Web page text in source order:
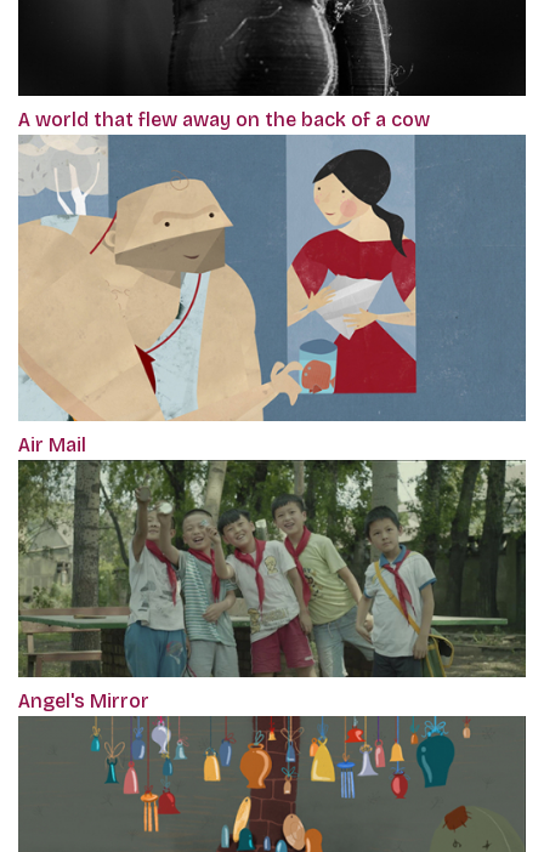
A world that flew away on the back of a cow
Air Mail
Angel's Mirror